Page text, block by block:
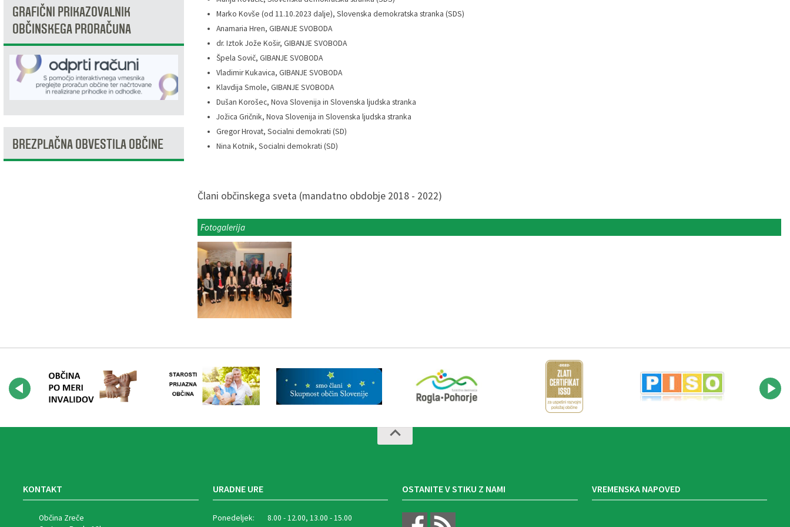
Marko Kovše (od 11.10.2023 dalje), Slovenska demokratska stranka (SDS)
Anamaria Hren, GIBANJE SVOBODA
dr. Iztok Jože Košir, GIBANJE SVOBODA
Špela Sovič, GIBANJE SVOBODA
Vladimir Kukavica, GIBANJE SVOBODA
Klavdija Smole, GIBANJE SVOBODA
Dušan Korošec, Nova Slovenija in Slovenska ljudska stranka
Jožica Gričnik, Nova Slovenija in Slovenska ljudska stranka
Gregor Hrovat, Socialni demokrati (SD)
Nina Kotnik, Socialni demokrati (SD)
Člani občinskega sveta (mandatno obdobje 2018 - 2022)
Fotogalerija
GRAFIČNI PRIKAZOVALNIK
OBČINSKEGA PRORAČUNA
BREZPLAČNA OBVESTILA OBČINE
KONTAKT
Občina Zreče
URADNE URE
Ponedeljek: 8.00 - 12.00, 13.00 - 15.00
OSTANITE V STIKU Z NAMI VREMENSKA NAPOVED
Razvojni programi
Kronologija občine
Fotogalerija
Predstavniki občine v svetih zavodov
Prijave in pobude
Splošni akti občine
Informacije javnega značaja
Lokalne volitve
Delovni čas zdravnikov
Društva
Lokacije defibrilatorjev
Ceniki